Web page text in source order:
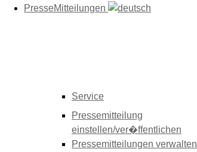
PresseMitteilungen
Service
Pressemitteilung
einstellen/ver�ffentlichen
Pressemitteilungen verwalten